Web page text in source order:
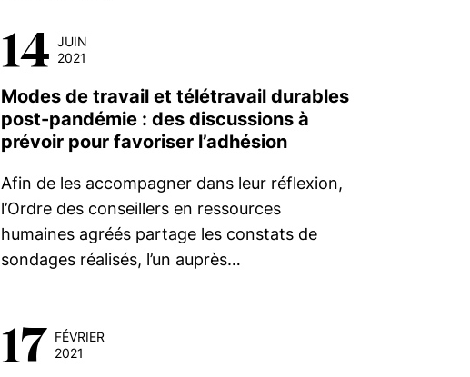
14 JUIN
2021
Modes de travail et télétravail durables
post-pandémie : des discussions à
prévoir pour favoriser l’adhésion
Afin de les accompagner dans leur réflexion,
l’Ordre des conseillers en ressources
humaines agréés partage les constats de
sondages réalisés, l’un auprès…
17 FÉVRIER
2021